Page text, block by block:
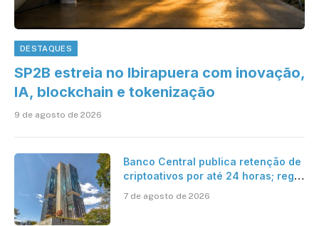
DESTAQUES
SP2B estreia no Ibirapuera com inovação,
IA, blockchain e tokenização
9 de agosto de 2026
Banco Central publica retenção de
criptoativos por até 24 horas; regra
7 de agosto de 2026